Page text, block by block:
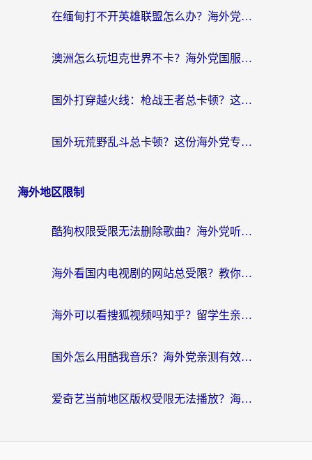
在缅甸打不开英雄联盟怎么办？海外党亲测有效的国服游戏加速指南
澳洲怎么玩坦克世界不卡？海外党国服游戏加速终极指南（附逆战奇妙碰碰车解决方案）
国外打穿越火线：枪战王者总卡顿？这篇加速器推荐下载指南帮你解决延迟难题
国外玩荒野乱斗总卡顿？这份海外党专属的国服游戏加速攻略请收好
海外地区限制
酷狗权限受限无法删除歌曲？海外党听国内音乐的终极解决方案来了
海外看国内电视剧的网站总受限？教你选对回国加速器，轻松追热剧
海外可以看搜狐视频吗知乎？留学生亲测有效的回国加速器选择指南
国外怎么用酷我音乐？海外党亲测有效的回国加速方案，附千千音乐中文歌收听指南
爱奇艺当前地区版权受限无法播放？海外党追剧看电影的终极解决方案来了